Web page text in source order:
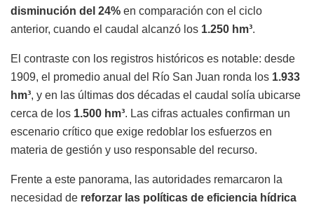
disminución del 24% en comparación con el ciclo
anterior, cuando el caudal alcanzó los 1.250 hm³.
El contraste con los registros históricos es notable: desde
1909, el promedio anual del Río San Juan ronda los 1.933
hm³, y en las últimas dos décadas el caudal solía ubicarse
cerca de los 1.500 hm³. Las cifras actuales confirman un
escenario crítico que exige redoblar los esfuerzos en
materia de gestión y uso responsable del recurso.
Frente a este panorama, las autoridades remarcaron la
necesidad de reforzar las políticas de eficiencia hídrica